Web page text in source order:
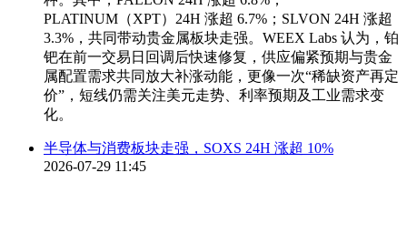
PLATINUM（XPT）24H 涨超 6.7%；SLVON 24H 涨超
3.3%，共同带动贵金属板块走强。WEEX Labs 认为，铂
钯在前一交易日回调后快速修复，供应偏紧预期与贵金
属配置需求共同放大补涨动能，更像一次“稀缺资产再定
价”，短线仍需关注美元走势、利率预期及工业需求变
化。
半导体与消费板块走强，SOXS 24H 涨超 10%
2026-07-29 11:45